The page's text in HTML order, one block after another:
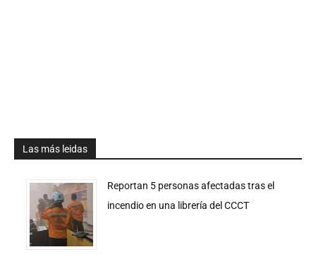
Las más leidas
Reportan 5 personas afectadas tras el
incendio en una librería del CCCT